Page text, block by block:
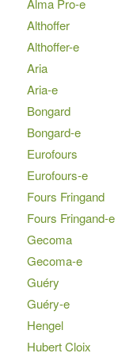
Althoffer
Althoffer-e
Aria
Aria-e
Bongard
Bongard-e
Eurofours
Eurofours-e
Fours Fringand
Fours Fringand-e
Gecoma
Gecoma-e
Guéry
Guéry-e
Hengel
Hubert Cloix